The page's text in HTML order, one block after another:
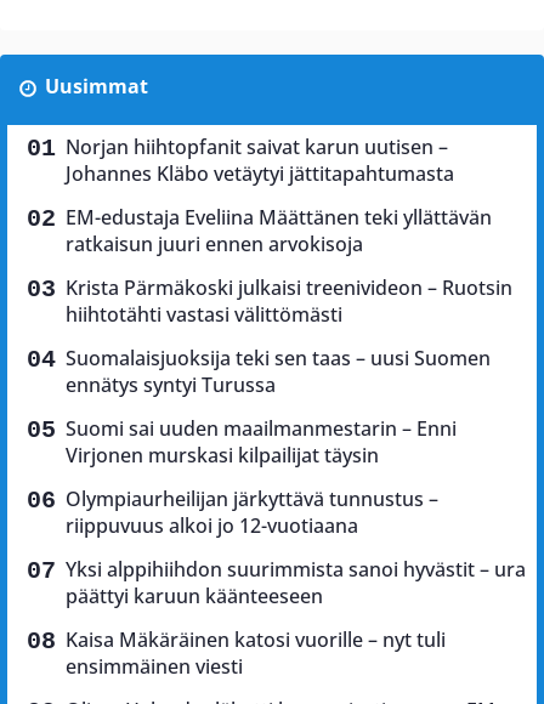
Uusimmat
Norjan hiihtopfanit saivat karun uutisen –
Johannes Kläbo vetäytyi jättitapahtumasta
EM-edustaja Eveliina Määttänen teki yllättävän
ratkaisun juuri ennen arvokisoja
Krista Pärmäkoski julkaisi treenivideon – Ruotsin
hiihtotähti vastasi välittömästi
Suomalaisjuoksija teki sen taas – uusi Suomen
ennätys syntyi Turussa
Suomi sai uuden maailmanmestarin – Enni
Virjonen murskasi kilpailijat täysin
Olympiaurheilijan järkyttävä tunnustus –
riippuvuus alkoi jo 12-vuotiaana
Yksi alppihiihdon suurimmista sanoi hyvästit – ura
päättyi karuun käänteeseen
Kaisa Mäkäräinen katosi vuorille – nyt tuli
ensimmäinen viesti